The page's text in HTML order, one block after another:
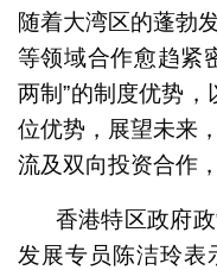
随着大湾区的蓬勃
等领域合作愈趋紧
两制”的制度优势，
位优势，展望未来
流及双向投资合作
香港特区政府
发展专员陈洁玲表